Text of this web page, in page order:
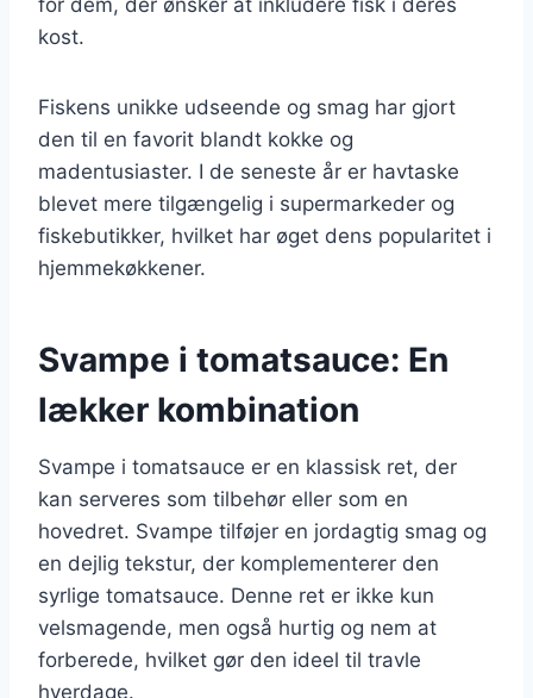
kost.
Fiskens unikke udseende og smag har gjort
den til en favorit blandt kokke og
madentusiaster. I de seneste år er havtaske
blevet mere tilgængelig i supermarkeder og
fiskebutikker, hvilket har øget dens popularitet i
hjemmekøkkener.
Svampe i tomatsauce: En
lækker kombination
Svampe i tomatsauce er en klassisk ret, der
kan serveres som tilbehør eller som en
hovedret. Svampe tilføjer en jordagtig smag og
en dejlig tekstur, der komplementerer den
syrlige tomatsauce. Denne ret er ikke kun
velsmagende, men også hurtig og nem at
forberede, hvilket gør den ideel til travle
hverdage.